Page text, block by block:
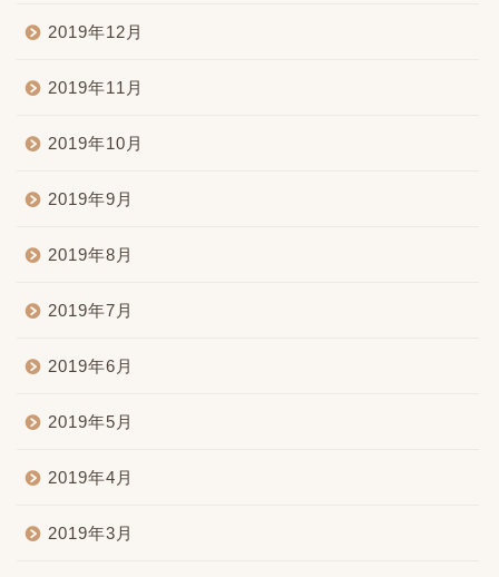
2019年12月
2019年11月
2019年10月
2019年9月
2019年8月
2019年7月
2019年6月
2019年5月
2019年4月
2019年3月